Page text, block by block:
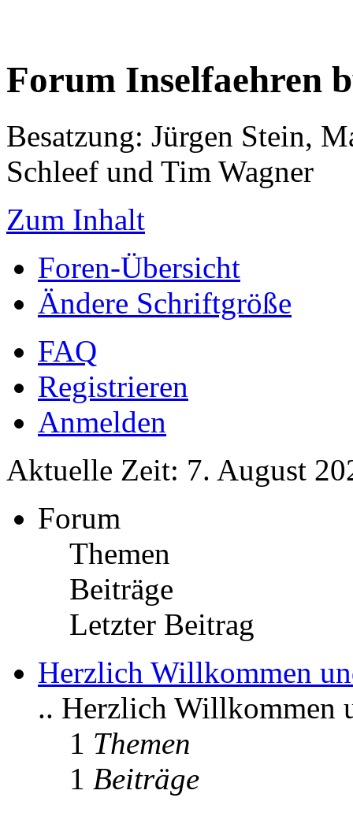
Forum Inselfaehren
Besatzung: Jürgen Stein,
Schleef und Tim Wagner
Zum Inhalt
Foren-Übersicht
Ändere Schriftgröße
FAQ
Registrieren
Anmelden
Aktuelle Zeit: 7. August
Forum
Themen
Beiträge
Letzter Beitrag
Herzlich Willkommen
.. Herzlich Willkommen
1 Themen
1 Beiträge